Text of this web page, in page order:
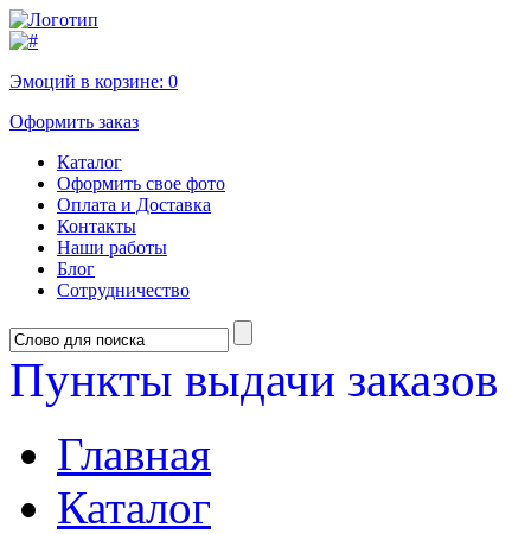
Эмоций в корзине: 0
Оформить заказ
Каталог
Оформить свое фото
Оплата и Доставка
Контакты
Наши работы
Блог
Сотрудничество
Пункты выдачи заказов
Главная
Каталог